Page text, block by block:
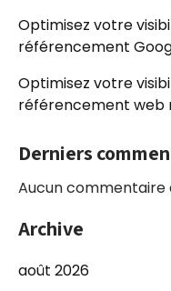
Optimisez votre
référencement
Optimisez votre
référencement web
Derniers
Aucun commentaire
Archive
août 2026